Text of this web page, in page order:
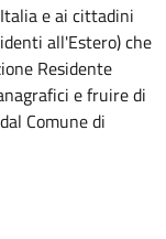
e ai cittadini
all'Estero) che
Residente
e fruire di
Comune di